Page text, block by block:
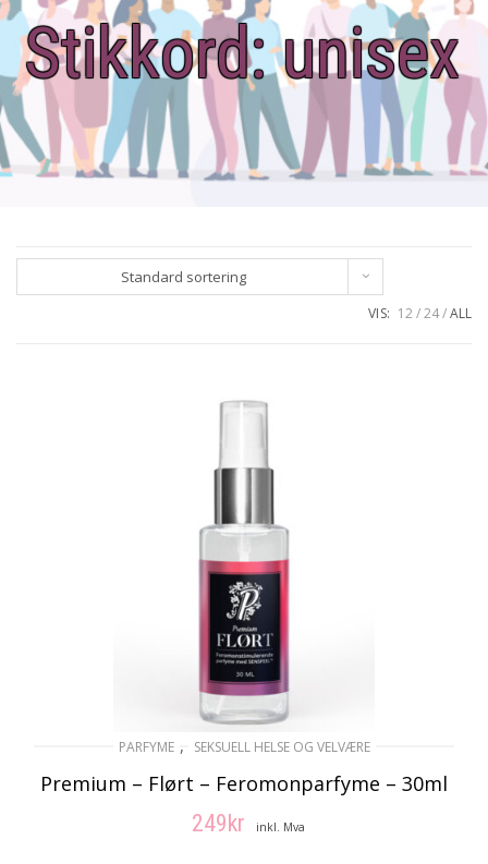
Stikkord:unisex
Standard sortering
VIS: 12 24 ALL
PARFYME , SEKSUELL HELSE OG VELVÆRE
Premium – Flørt – Feromonparfyme – 30ml
249 kr inkl. Mva